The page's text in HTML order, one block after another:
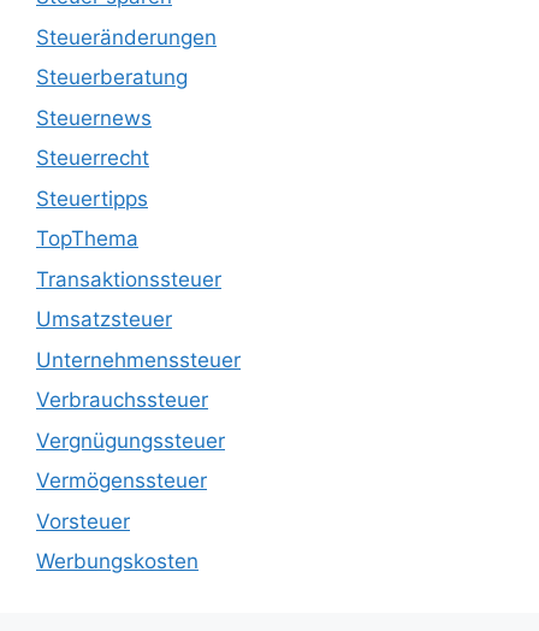
Steueränderungen
Steuerberatung
Steuernews
Steuerrecht
Steuertipps
TopThema
Transaktionssteuer
Umsatzsteuer
Unternehmenssteuer
Verbrauchssteuer
Vergnügungssteuer
Vermögenssteuer
Vorsteuer
Werbungskosten